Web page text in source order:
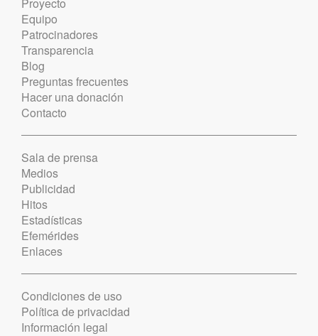
Equipo
Patrocinadores
Transparencia
Blog
Preguntas frecuentes
Hacer una donación
Contacto
Sala de prensa
Medios
Publicidad
Hitos
Estadísticas
Efemérides
Enlaces
Condiciones de uso
Política de privacidad
Información legal